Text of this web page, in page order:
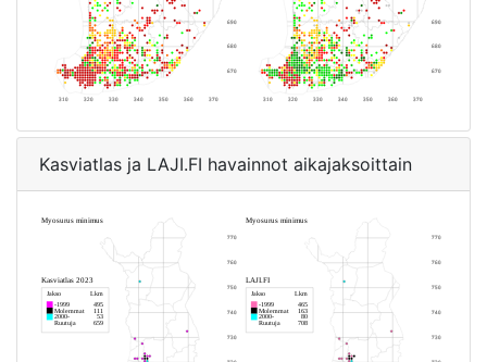
Kasviatlas ja LAJI.FI havainnot aikajaksoittain